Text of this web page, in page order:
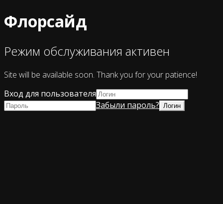
Флорсайд
Режим обслуживания активен
Site will be available soon. Thank you for your patience!
Вход для пользователя
Забыли пароль?